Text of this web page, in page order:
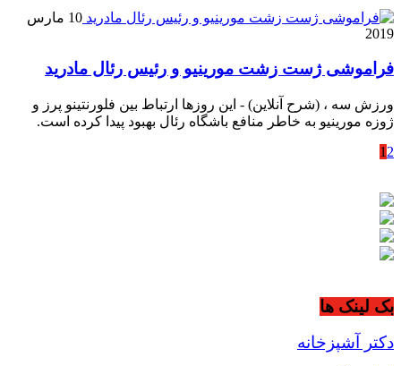
10 مارس
2019
فراموشی ژست زشت مورینیو و رئیس رئال مادرید
ورزش سه ، (شرح آنلاین) - این روزها ارتباط بین فلورنتینو پرز و
ژوزه مورینیو به خاطر منافع باشگاه رئال بهبود پیدا کرده است.
1 2
بک لینک ها
دکتر آشپزخانه